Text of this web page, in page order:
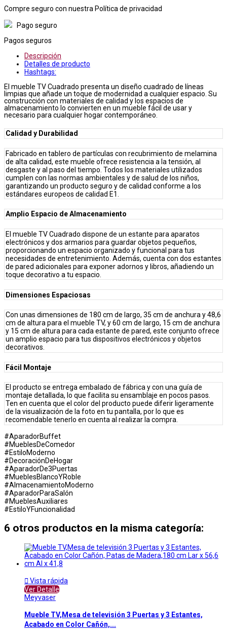
Compre seguro con nuestra Política de privacidad
Pago seguro
Pagos seguros
Descripción
Detalles de producto
Hashtags:
El mueble TV Cuadrado presenta un diseño cuadrado de líneas
limpias que añade un toque de modernidad a cualquier espacio. Su
construcción con materiales de calidad y los espacios de
almacenamiento lo convierten en un mueble fácil de usar y
necesario para cualquier hogar contemporáneo.
Calidad y Durabilidad
Fabricado en tablero de partículas con recubrimiento de melamina
de alta calidad, este mueble ofrece resistencia a la tensión, al
desgaste y al paso del tiempo. Todos los materiales utilizados
cumplen con las normas ambientales y de salud de los niños,
garantizando un producto seguro y de calidad conforme a los
estándares europeos de calidad E1.
Amplio Espacio de Almacenamiento
El mueble TV Cuadrado dispone de un estante para aparatos
electrónicos y dos armarios para guardar objetos pequeños,
proporcionando un espacio organizado y funcional para tus
necesidades de entretenimiento. Además, cuenta con dos estantes
de pared adicionales para exponer adornos y libros, añadiendo un
toque decorativo a tu espacio.
Dimensiones Espaciosas
Con unas dimensiones de 180 cm de largo, 35 cm de anchura y 48,6
cm de altura para el mueble TV, y 60 cm de largo, 15 cm de anchura
y 15 cm de altura para cada estante de pared, este conjunto ofrece
un amplio espacio para tus dispositivos electrónicos y objetos
decorativos.
Fácil Montaje
El producto se entrega embalado de fábrica y con una guía de
montaje detallada, lo que facilita su ensamblaje en pocos pasos.
Ten en cuenta que el color del producto puede diferir ligeramente
de la visualización de la foto en tu pantalla, por lo que es
recomendable tenerlo en cuenta al realizar la compra.
#AparadorBuffet
#MueblesDeComedor
#EstiloModerno
#DecoraciónDeHogar
#AparadorDe3Puertas
#MueblesBlancoYRoble
#AlmacenamientoModerno
#AparadorParaSalón
#MueblesAuxiliares
#EstiloYFuncionalidad
6 otros productos en la misma categoría:
 Vista rápida
Ver Detalle
Meyvaser
Mueble TV,Mesa de televisión 3 Puertas y 3 Estantes,
Acabado en Color Cañón,...